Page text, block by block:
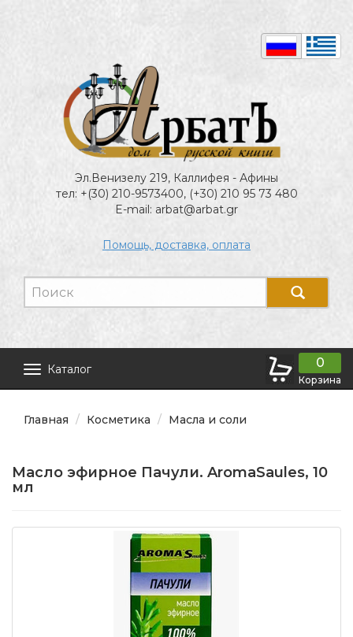
Эл.Венизелу 219, Каллифея - Афины
тел: +(30) 210-9573400, (+30) 210 95 73 480
E-mail: arbat@arbat.gr
Помощь, доставка, оплата
Каталог 0
Корзина
Главная Косметика Масла и соли
Масло эфирное Пачули. AromaSaules, 10
мл